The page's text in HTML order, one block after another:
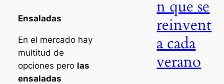
Ensaladas
En el mercado hay
multitud de
opciones pero las
ensaladas
n que se
reinvent
a cada
verano